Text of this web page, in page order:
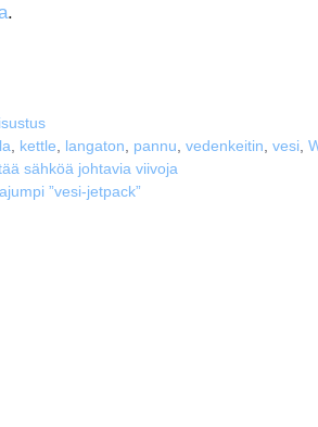
.
, kettle, langaton, pannu,vedenkeitin,vesi,
sähköä johtavia viivoja
”vesi-jetpack”